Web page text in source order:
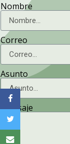
Nombre
Correo
Asunto
Mensaje